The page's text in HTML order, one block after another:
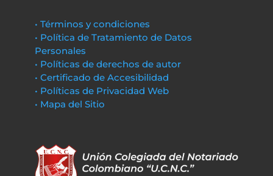
• Términos y condiciones
• Política de Tratamiento de Datos
Personales
• Políticas de derechos de autor
• Certificado de Accesibilidad
• Políticas de Privacidad Web
• Mapa del Sitio